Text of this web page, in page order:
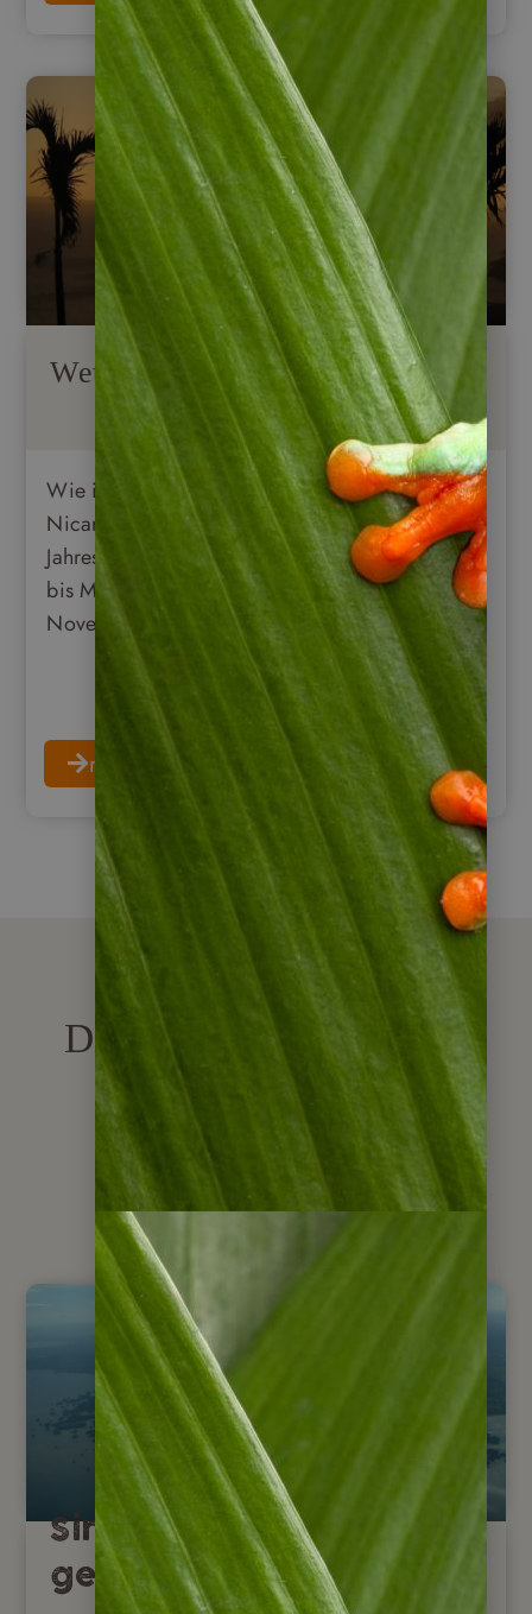
Wetter & Klima in Nicaragua
Wie in allen tropischen Ländern weist auch das
Nicaragua Klima nur zwei unterschiedliche
Jahreszeiten auf: die Trockenzeit von Dezember
bis Mai und die Regenzeit von Juni bis
November.
mehr erfahren
Weitere Infos gewünscht?
Die neusten Blogartikel
über Nicaragua
Sind Nicaragua Reisen
gefährlich?